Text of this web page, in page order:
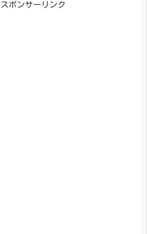
スポンサーリンク